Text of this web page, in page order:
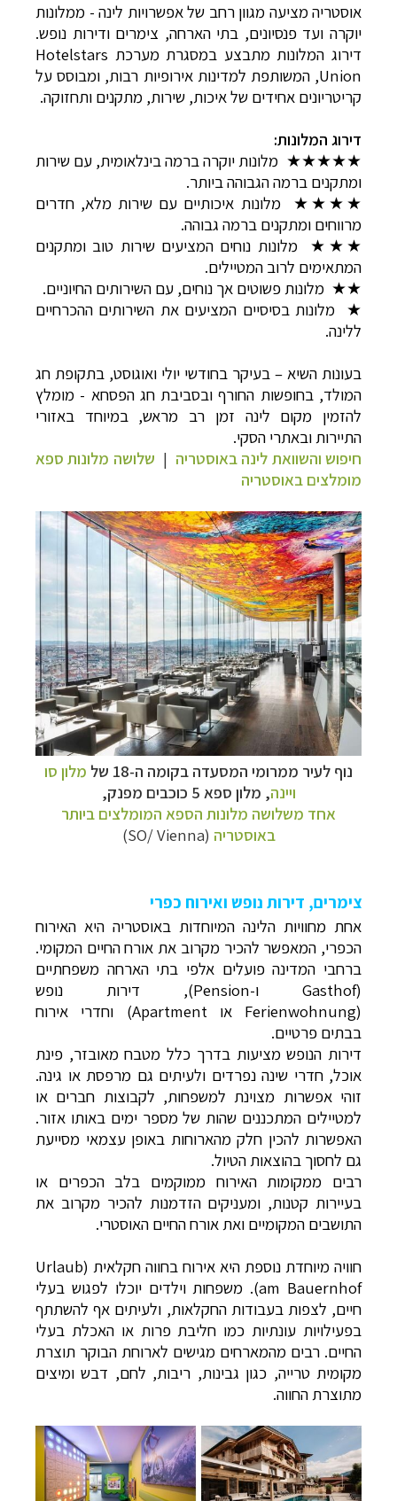
אוסטריה מציעה מגוון רחב של אפשרויות לינה - ממלונות
יוקרה ועד פנסיונים, בתי הארחה, צימרים ודירות נופש.
דירוג המלונות מתבצע במסגרת מערכת Hotelstars
Union, המשותפת למדינות אירופיות רבות, ומבוסס על
קריטריונים אחידים של איכות, שירות, מתקנים ותחזוקה.
דירוג המלונות:
★★★★★ מלונות יוקרה ברמה בינלאומית, עם שירות
ומתקנים ברמה הגבוהה ביותר.
★★★★ מלונות איכותיים עם שירות מלא, חדרים
מרווחים ומתקנים ברמה גבוהה.
★★★ מלונות נוחים המציעים שירות טוב ומתקנים
המתאימים לרוב המטיילים.
★★ מלונות פשוטים אך נוחים, עם השירותים החיוניים.
★ מלונות בסיסיים המציעים את השירותים ההכרחיים
ללינה.
בעונות השיא – בעיקר בחודשי יולי ואוגוסט, בתקופת חג
המולד, בחופשות החורף ובסביבת חג הפסחא - מומלץ
להזמין מקום לינה זמן רב מראש, במיוחד באזורי
התיירות ובאתרי הסקי.
חיפוש והשוואת לינה באוסטריה | שלושה מלונות ספא
מומלצים באוסטריה
נוף לעיר ממרומי המסעדה בקומה ה-18 של
מלון סו
ויינה, מלון ספא 5 כוכבים מפנק,
אחד משלושה מלונות הספא המומלצים ביותר
באוסטריה (
SO/ Vienna
)
צימרים, דירות נופש ואירוח כפרי
אחת מחוויות הלינה המיוחדות באוסטריה היא האירוח
הכפרי, המאפשר להכיר מקרוב את אורח החיים המקומי.
ברחבי המדינה פועלים אלפי בתי הארחה משפחתיים
(Gasthof ו-Pension), דירות נופש
(Ferienwohnung או Apartment) וחדרי אירוח
בבתים פרטיים.
דירות הנופש מציעות בדרך כלל מטבח מאובזר, פינת
אוכל, חדרי שינה נפרדים ולעיתים גם מרפסת או גינה.
זוהי אפשרות מצוינת למשפחות, לקבוצות חברים או
למטיילים המתכננים שהות של מספר ימים באותו אזור.
האפשרות להכין חלק מהארוחות באופן עצמאי מסייעת
גם לחסוך בהוצאות הטיול.
רבים ממקומות האירוח ממוקמים בלב הכפרים או
בעיירות קטנות, ומעניקים הזדמנות להכיר מקרוב את
התושבים המקומיים ואת אורח החיים האוסטרי.
חוויה מיוחדת נוספת היא אירוח בחווה חקלאית (Urlaub
am Bauernhof). משפחות וילדים יוכלו לפגוש בעלי
חיים, לצפות בעבודות החקלאות, ולעיתים אף להשתתף
בפעילויות עונתיות כמו חליבת פרות או האכלת בעלי
החיים. רבים מהמארחים מגישים לארוחת הבוקר תוצרת
מקומית טרייה, כגון גבינות, ריבות, לחם, דבש ומיצים
מתוצרת החווה.